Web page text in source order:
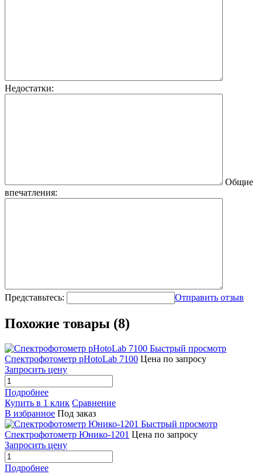
Недостатки:
Общие
впечатления:
Представьтесь: Отправить отзыв
Похожие товары (8)
Быстрый просмотр
Спектрофотометр pHotoLab 7100 Цена по запросу
Запросить цену
Подробнее
Купить в 1 клик Сравнение
В избранное Под заказ
Быстрый просмотр
Спектрофотометр Юнико-1201 Цена по запросу
Запросить цену
Подробнее